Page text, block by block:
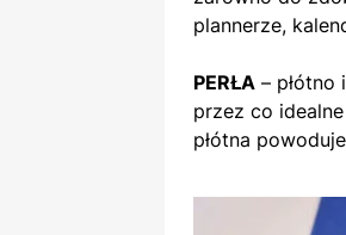
plannerze,
PERŁA –
przez co
płótna